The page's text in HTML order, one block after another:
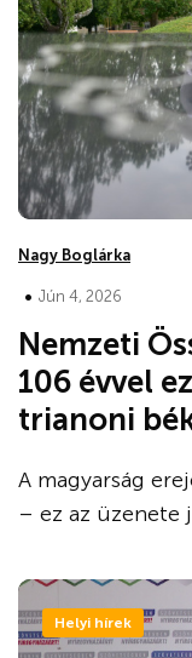
Nagy Boglárka
• Jún 4, 2026
Nemzeti
106 évvel
trianoni
A magyarság
– ez az üzenete
Helyi hírek